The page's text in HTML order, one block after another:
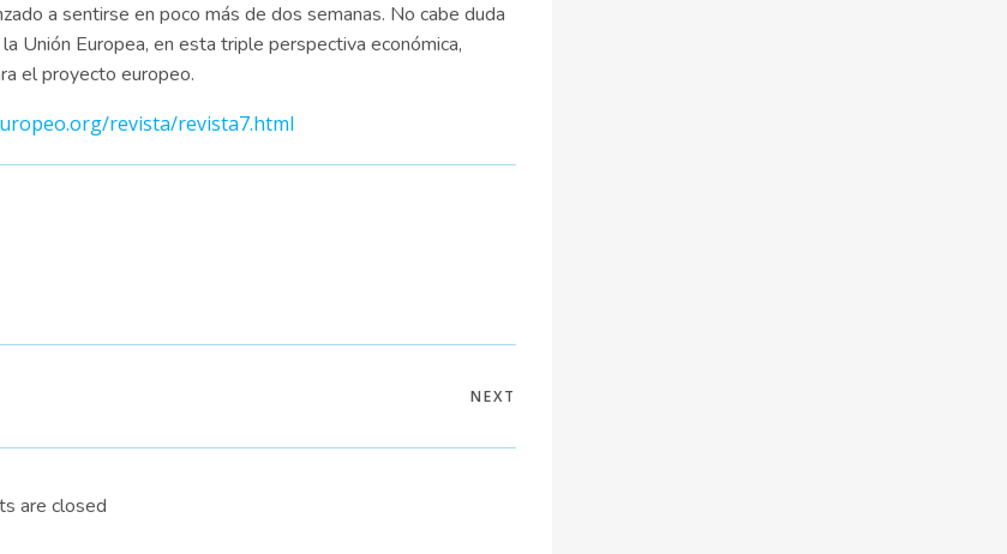
a sentirse en poco más de dos semanas. No cabe duda
Unión Europea, en esta triple perspectiva económica,
el proyecto europeo.
revista/revista7.html
NEXT
are closed